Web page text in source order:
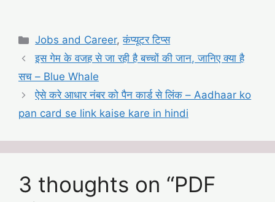
Categories
Jobs and Career,कंप्यूटर टिप्स
इस गेम के वजह से जा रही है बच्चों की जान, जानिए क्या है
सच – Blue Whale
ऐसे करे आधार नंबर को पैन कार्ड से लिंक – Aadhaar ko
pan card se link kaise kare in hindi
3 thoughts on “PDF